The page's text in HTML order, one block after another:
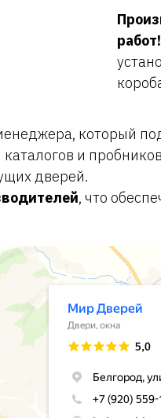
работ!
который
и
дверей.
, что